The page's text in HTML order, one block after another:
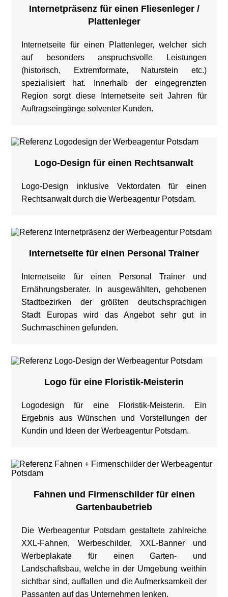
Internetpräsenz für einen Fliesenleger /
Plattenleger
Internetseite für einen Plattenleger, welcher sich
auf besonders anspruchsvolle Leistungen
(historisch, Extremformate, Naturstein etc.)
spezialisiert hat. Innerhalb der eingegrenzten
Region sorgt diese Internetseite seit Jahren für
Auftragseingänge solventer Kunden.
Logo-Design für einen Rechtsanwalt
Logo-Design inklusive Vektordaten für einen
Rechtsanwalt durch die Werbeagentur Potsdam.
Internetseite für einen Personal Trainer
Internetseite für einen Personal Trainer und
Ernährungsberater. In ausgewählten, gehobenen
Stadtbezirken der größten deutschsprachigen
Stadt Europas wird das Angebot sehr gut in
Suchmaschinen gefunden.
Logo für eine Floristik-Meisterin
Logodesign für eine Floristik-Meisterin. Ein
Ergebnis aus Wünschen und Vorstellungen der
Kundin und Ideen der Werbeagentur Potsdam.
Fahnen und Firmenschilder für einen
Gartenbaubetrieb
Die Werbeagentur Potsdam gestaltete zahlreiche
XXL-Fahnen, Werbeschilder, XXL-Banner und
Werbeplakate für einen Garten- und
Landschaftsbau, welche in der Umgebung weithin
sichtbar sind, auffallen und die Aufmerksamkeit der
Passanten auf das Unternehmen lenken.